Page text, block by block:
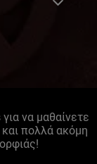
να μαθαίνετε
πολλά ακόμη